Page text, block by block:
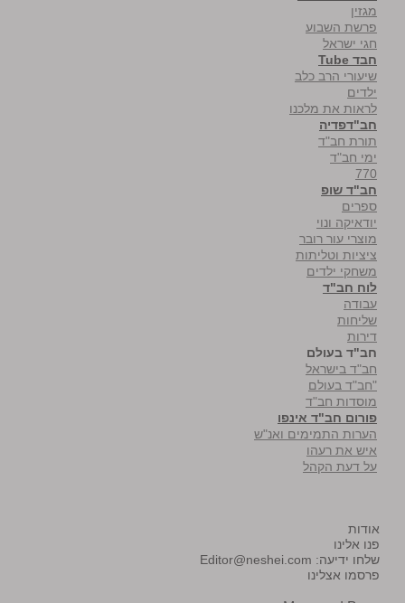
מגזין
פרשת השבוע
חגי ישראל
חבד Tube
שיעורי הרב כלב
ילדים
לראות את מלכנו
חב"דפדיה
תורת חב"ד
ימי חב"ד
770
חב"ד שופ
ספרים
יודאיקה ונוי
מוצרי עור רובר
ציציות וטליתות
משחקי ילדים
לוח חב"ד
עבודה
שליחות
דירות
חב"ד בעולם
חב"ד בישראל
"חב"ד בעולם
מוסדות חב"ד
פורום חב"ד אינפו
הערות התמימים ואנ"ש
איש את רעהו
על דעת הקהל
אודות
פנו אלינו
שלחו ידיעה: Editor@neshei.com
פרסמו אצלינו